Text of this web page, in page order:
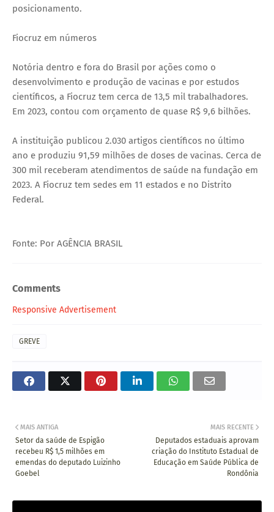
posicionamento.
Fiocruz em números
Notória dentro e fora do Brasil por ações como o
desenvolvimento e produção de vacinas e por estudos
científicos, a Fiocruz tem cerca de 13,5 mil trabalhadores.
Em 2023, contou com orçamento de quase R$ 9,6 bilhões.
A instituição publicou 2.030 artigos científicos no último
ano e produziu 91,59 milhões de doses de vacinas. Cerca de
300 mil receberam atendimentos de saúde na fundação em
2023. A Fiocruz tem sedes em 11 estados e no Distrito
Federal.
Fonte: Por AGÊNCIA BRASIL
Comments
Responsive Advertisement
GREVE
MAIS RECENTE
Deputados estaduais aprovam
criação do Instituto Estadual de
Educação em Saúde Pública de
Rondônia
MAIS ANTIGA
Setor da saúde de Espigão
recebeu R$ 1,5 milhões em
emendas do deputado Luizinho
Goebel